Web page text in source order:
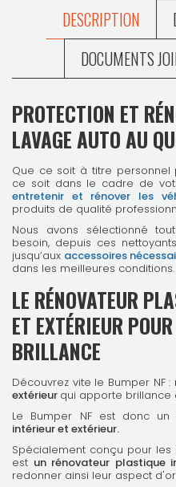
DESCRIPTION
DOCUMENTS
PROTECTION ET
LAVAGE AUTO AU
Que ce soit à titre personnel
ce soit dans le cadre de
entretenir et rénover les
produits de qualité
Nous avons sélectionné
besoin, depuis ces
jusqu’aux accessoires
dans les meilleures conditions.
LE RÉNOVATEUR
ET EXTÉRIEUR
BRILLANCE
Découvrez vite le Bumper NF :
extérieur qui apporte brillance
Le Bumper NF est donc un
intérieur et extérieur.
Spécialement conçu pour les
est un rénovateur plastique
redonner ainsi leur aspect